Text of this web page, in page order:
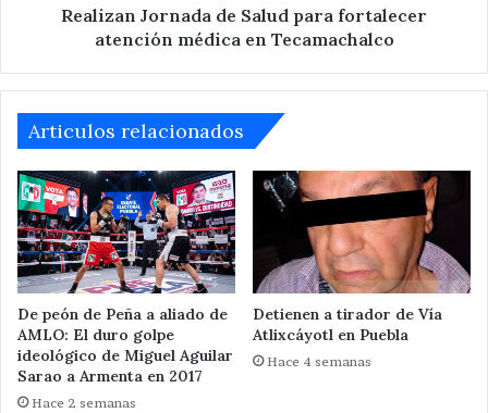
Tecamachalco
Realizan Jornada de Salud para fortalecer
atención médica en Tecamachalco
Articulos relacionados
De peón de Peña a aliado de
AMLO: El duro golpe
ideológico de Miguel Aguilar
Sarao a Armenta en 2017
Hace 2 semanas
Detienen a tirador de Vía
Atlixcáyotl en Puebla
Hace 4 semanas